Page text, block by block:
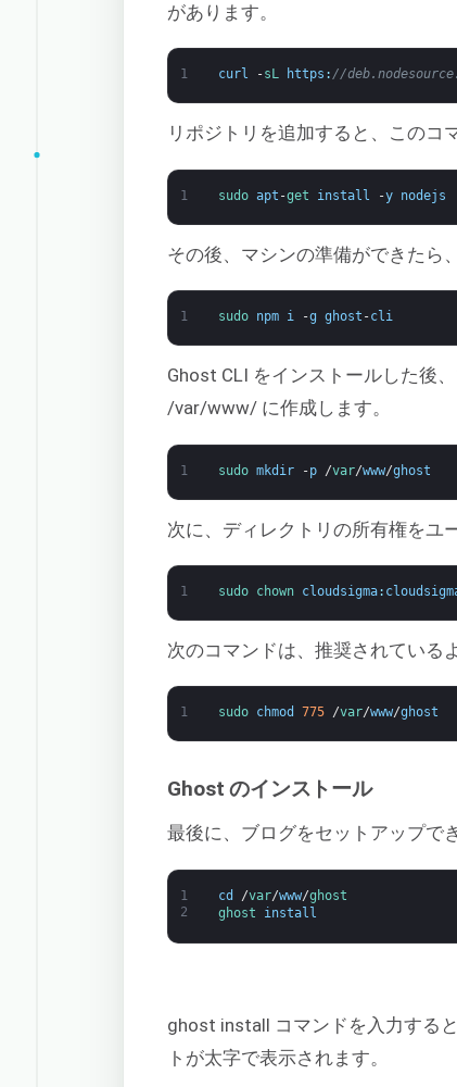
があります。
1 curl -sL https : //
リポジトリを追加すると、このコ
1 sudo apt -get install -y nodejs
その後、マシンの準備ができたら
1 sudo npm i -g ghost -cli
Ghost CLI をインストールした後
/var/www/ に作成します。
1 sudo mkdir -p /var/www/ghost
次に、ディレクトリの所有権をユ
1 sudo chown cloudsigma:
次のコマンドは、推奨されている
1 sudo chmod 775 /var/www/ghost
Ghost のインストール
最後に、ブログをセットアップで
1
2
cd /var/www/ghost
ghost install
ghost install コマンドを入力する
トが太字で表示されます。